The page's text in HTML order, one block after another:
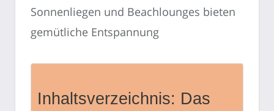
Sonnenliegen und Beachlounges bieten
gemütliche Entspannung
Inhaltsverzeichnis: Das